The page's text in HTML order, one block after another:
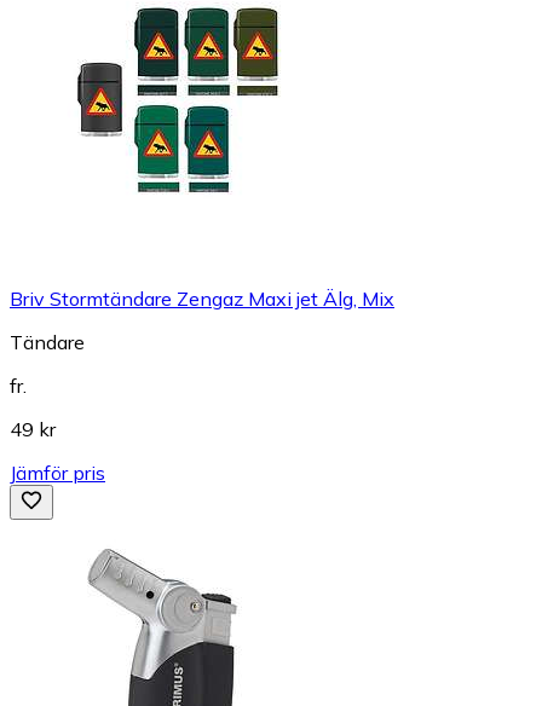
Briv Stormtändare Zengaz Maxi jet Älg, Mix
Tändare
fr.
49 kr
Jämför pris